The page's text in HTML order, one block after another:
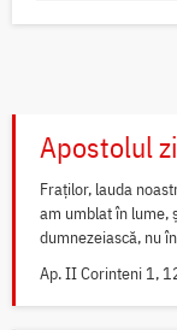
Apostolul
Fraților, lauda
am umblat în lume,
dumnezeiască, nu
Ap. II Corinteni 1,